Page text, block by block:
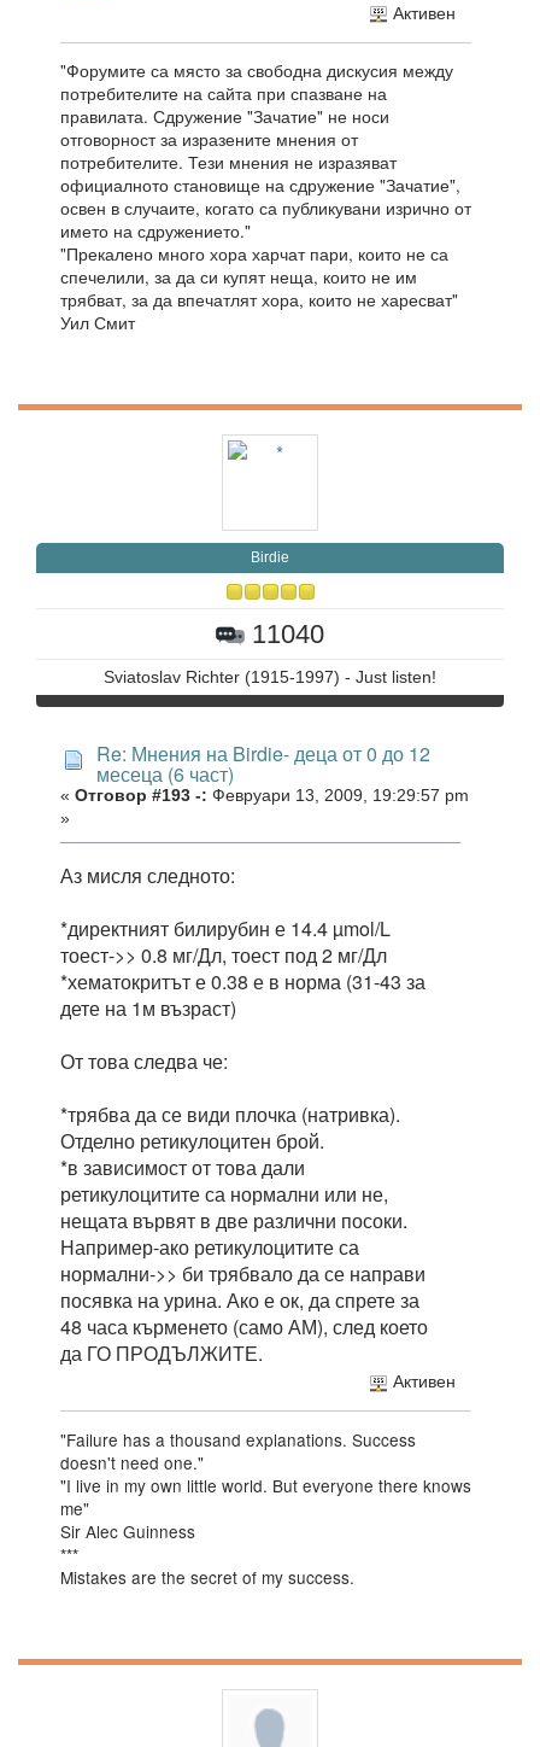
Активен
"Форумите са място за свободна дискусия между
потребителите на сайта при спазване на
правилата. Сдружение "Зачатие" не носи
отговорност за изразените мнения от
потребителите. Тези мнения не изразяват
официалното становище на сдружение "Зачатие",
освен в случаите, когато са публикувани изрично от
името на сдружението."
"Прекалено много хора харчат пари, които не са
спечелили, за да си купят неща, които не им
трябват, за да впечатлят хора, които не харесват"
Уил Смит
Birdie
11040
Sviatoslav Richter (1915-1997) - Just listen!
Re: Мнения на Birdie- деца от 0 до 12
месеца (6 част)
« Отговор #193 -: Февруари 13, 2009, 19:29:57 pm
»
Аз мисля следното:
*директният билирубин е 14.4 µmol/L
тоест->> 0.8 мг/Дл, тоест под 2 мг/Дл
*хематокритът е 0.38 е в норма (31-43 за
дете на 1м възраст)
От това следва че:
*трябва да се види плочка (натривка).
Отделно ретикулоцитен брой.
*в зависимост от това дали
ретикулоцитите са нормални или не,
нещата вървят в две различни посоки.
Например-ако ретикулоцитите са
нормални->> би трябвало да се направи
посявка на урина. Ако е ок, да спрете за
48 часа кърменето (само АМ), след което
да ГО ПРОДЪЛЖИТЕ.
Активен
"Failure has a thousand explanations. Success
doesn't need one."
"I live in my own little world. But everyone there knows
me"
Sir Alec Guinness
***
Mistakes are the secret of my success.